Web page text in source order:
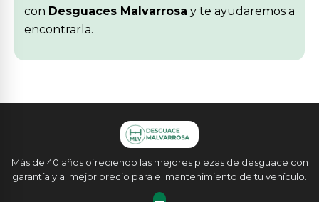
con Desguaces Malvarrosa y te ayudaremos a
encontrarla.
Más de 40 años ofreciendo las mejores piezas de desguace con
garantía y al mejor precio para el mantenimiento de tu vehículo.